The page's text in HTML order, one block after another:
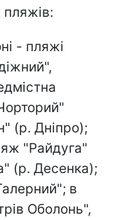
- пляжі
(р. Дніпро);
"Райдуга"
(р. Десенка);
в
Оболонь",